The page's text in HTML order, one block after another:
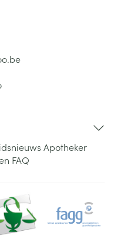
Apotheker
FAQ